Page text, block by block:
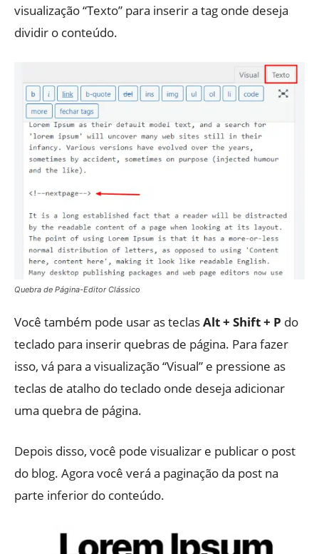
visualização “Texto” para inserir a tag onde deseja
dividir o conteúdo.
Quebra de Página-Editor Clássico
Você também pode usar as teclasAlt + Shift + P do
teclado para inserir quebras de página. Para fazer
isso, vá para a visualização “Visual” e pressione as
teclas de atalho do teclado onde deseja adicionar
uma quebra de página.
Depois disso, você pode visualizar e publicar o post
do blog. Agora você verá a paginação da post na
parte inferior do conteúdo.